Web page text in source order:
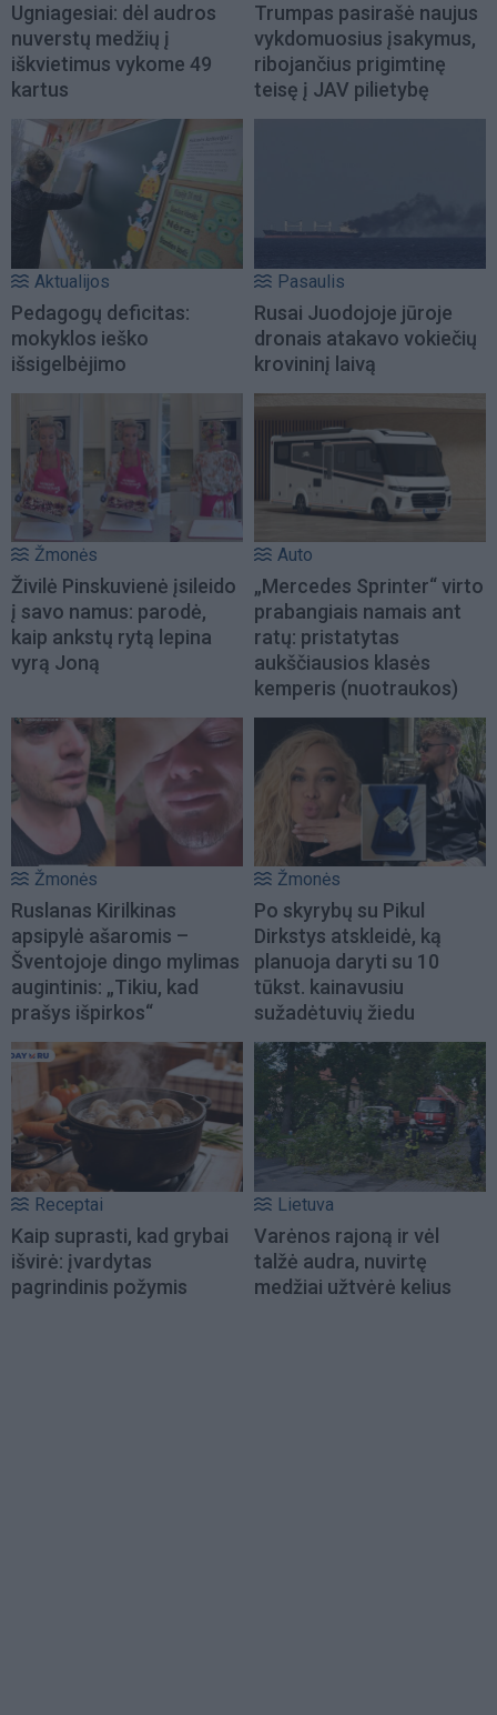
Ugniagesiai: dėl audros
nuverstų medžių į
iškvietimus vykome 49
kartus
Trumpas pasirašė naujus
vykdomuosius įsakymus,
ribojančius prigimtinę
teisę į JAV pilietybę
Aktualijos
Pedagogų deficitas:
mokyklos ieško
išsigelbėjimo
Pasaulis
Rusai Juodojoje jūroje
dronais atakavo vokiečių
krovininį laivą
Žmonės
Živilė Pinskuvienė įsileido
į savo namus: parodė,
kaip ankstų rytą lepina
vyrą Joną
Auto
„Mercedes Sprinter“ virto
prabangiais namais ant
ratų: pristatytas
aukščiausios klasės
kemperis (nuotraukos)
Žmonės
Ruslanas Kirilkinas
apsipylė ašaromis –
Šventojoje dingo mylimas
augintinis: „Tikiu, kad
prašys išpirkos“
Žmonės
Po skyrybų su Pikul
Dirkstys atskleidė, ką
planuoja daryti su 10
tūkst. kainavusiu
sužadėtuvių žiedu
Receptai
Kaip suprasti, kad grybai
išvirė: įvardytas
pagrindinis požymis
Lietuva
Varėnos rajoną ir vėl
talžė audra, nuvirtę
medžiai užtvėrė kelius